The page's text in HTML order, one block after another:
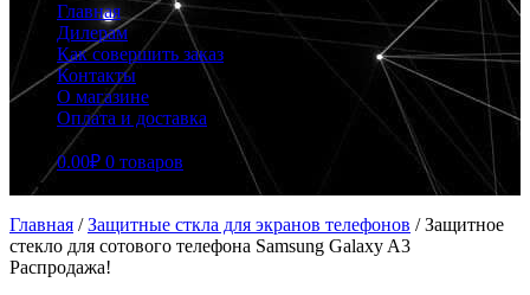
Главная
Дилерам
Как совершить заказ
Контакты
О магазине
Оплата и доставка
0.00₽ 0 товаров
Главная /Защитные сткла для экранов телефонов /Защитное
стекло для сотового телефона Samsung Galaxy A3
Распродажа!